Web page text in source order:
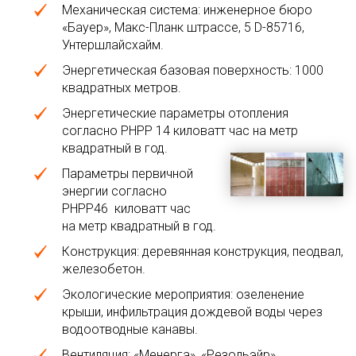
Механическая система: инженерное бюро
«Бауер», Макс-Планк штрассе, 5 D-85716,
Унтершлайсхайм.
Энергетическая базовая поверхность: 1000
квадратных метров.
Энергетические параметры отопления
согласно PHPP 14 киловатт час на метр
квадратный в год.
Параметры первичной
энергии согласно
PHPP46 киловатт час
на метр квадратный в год.
Конструкция: деревянная конструкция, пеодвал,
железобетон.
Экологические мероприятия: озеленение
крыши, инфильтрация дождевой воды через
водоотводные канавы.